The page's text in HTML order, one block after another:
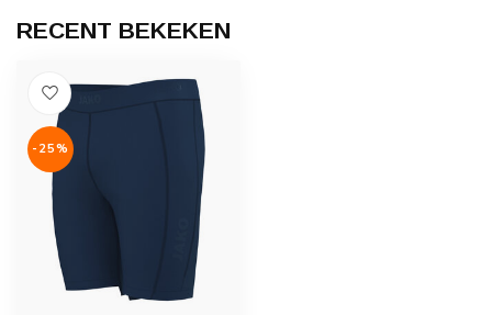
RECENT BEKEKEN
-25%